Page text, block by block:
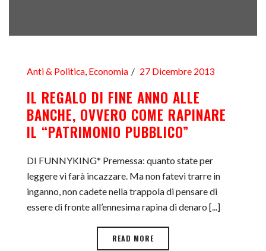
Anti & Politica, Economia 27 Dicembre 2013
IL REGALO DI FINE ANNO ALLE
BANCHE, OVVERO COME RAPINARE
IL “PATRIMONIO PUBBLICO”
DI FUNNYKING* Premessa: quanto state per
leggere vi farà incazzare. Ma non fatevi trarre in
inganno, non cadete nella trappola di pensare di
essere di fronte all’ennesima rapina di denaro [...]
READ MORE